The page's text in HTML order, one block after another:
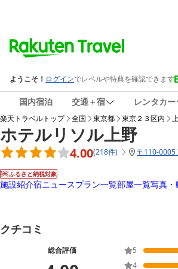
国内宿泊 交通＋宿 レンタカー
楽天トラベルトップ 全国 東京都 東京２３区内
ホテルリソル上野
4.00(218件) 〒 110-0005
ふるさと納税対象
施設紹介宿ニュースプラン一覧部屋一覧写真・
クチコミ
総合評価 5
4